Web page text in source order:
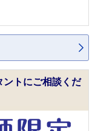
ントにご相談くだ